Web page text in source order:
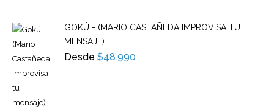
GOKÚ - (MARIO CASTAÑEDA IMPROVISA TU
MENSAJE)
Desde $48.990